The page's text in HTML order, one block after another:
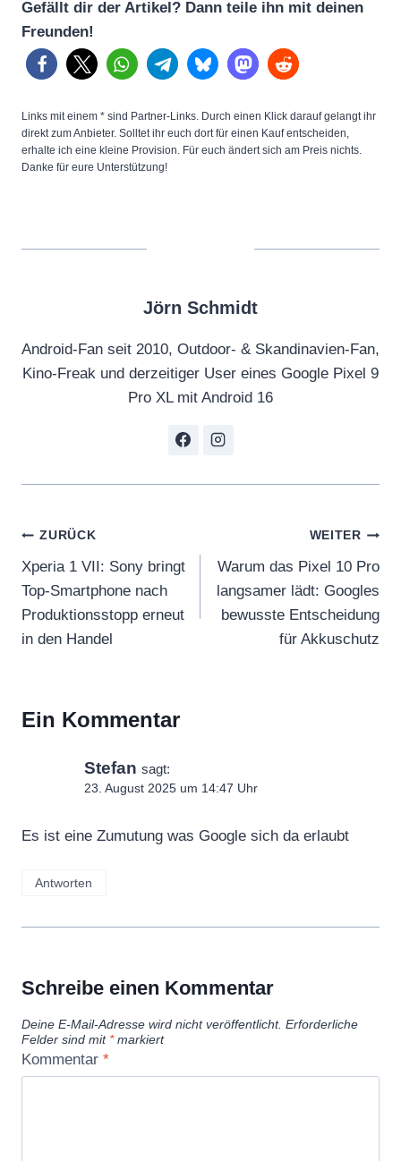
Gefällt dir der Artikel? Dann teile ihn mit deinen
Freunden!
Links mit einem * sind Partner-Links. Durch einen Klick darauf gelangt ihr
direkt zum Anbieter. Solltet ihr euch dort für einen Kauf entscheiden,
erhalte ich eine kleine Provision. Für euch ändert sich am Preis nichts.
Danke für eure Unterstützung!
Jörn Schmidt
Android-Fan seit 2010, Outdoor- & Skandinavien-Fan,
Kino-Freak und derzeitiger User eines Google Pixel 9
Pro XL mit Android 16
Beitragsnavigation
ZURÜCK
Xperia 1 VII: Sony bringt
Top-Smartphone nach
Produktionsstopp erneut
in den Handel
WEITER
Warum das Pixel 10 Pro
langsamer lädt: Googles
bewusste Entscheidung
für Akkuschutz
Ein Kommentar
Stefan sagt:
23. August 2025 um 14:47 Uhr
Es ist eine Zumutung was Google sich da erlaubt
Antworten
Schreibe einen Kommentar
Deine E-Mail-Adresse wird nicht veröffentlicht. Erforderliche
Felder sind mit *markiert
Kommentar *